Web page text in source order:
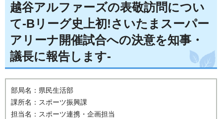
越谷アルファーズの表敬訪問につい
て-Bリーグ史上初!さいたまスーパー
アリーナ開催試合への決意を知事・
議長に報告します-
部局名：県民生活部
課所名：スポーツ振興課
担当名：スポーツ連携・企画担当